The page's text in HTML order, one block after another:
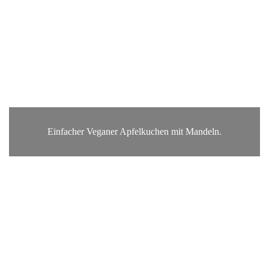
Einfacher Veganer Apfelkuchen mit Mandeln.